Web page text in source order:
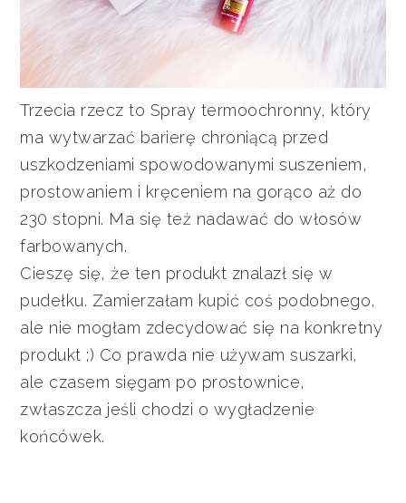
Trzecia rzecz to Spray termoochronny, który
ma wytwarzać barierę chroniącą przed
uszkodzeniami spowodowanymi suszeniem,
prostowaniem i kręceniem na gorąco aż do
230 stopni. Ma się też nadawać do włosów
farbowanych.
Cieszę się, że ten produkt znalazł się w
pudełku. Zamierzałam kupić coś podobnego,
ale nie mogłam zdecydować się na konkretny
produkt ;) Co prawda nie używam suszarki,
ale czasem sięgam po prostownice,
zwłaszcza jeśli chodzi o wygładzenie
końcówek.